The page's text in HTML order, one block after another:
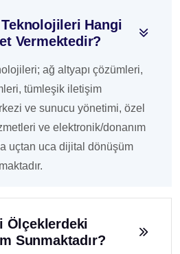
Hangi
Vermektedir?
ağ altyapı çözümleri,
tümleşik iletişim
ve sunucu yönetimi, özel
ve elektronik/donanım
uçtan uca dijital dönüşüm
Ölçeklerdeki
Sunmaktadır?